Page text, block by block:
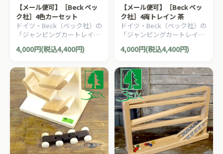
【メール便可】［Beck ベッ
ク社］4色カーセット
ドイツ・Beck（ベック社）の
「ジャンピングカートレイ
ン」や「トレインカースロー
プ」の追加車両。カラフルな
4,000円(税込4,400円)
【メール便可】［Beck ベッ
ク社］4両トレイン 茶
ドイツ・Beck（ベック社）の
「ジャンピングカートレイ
ン」や「トレインカースロー
プ」の追加車両。4両連結ト
4,000円(税込4,400円)